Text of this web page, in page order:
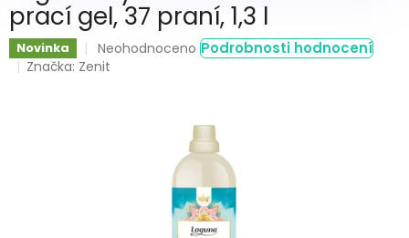
prací gel, 37 praní, 1,3 l
Novinka
Průměrné
hodnocení
Neohodnoceno Podrobnosti hodnocení
Značka: Zenit